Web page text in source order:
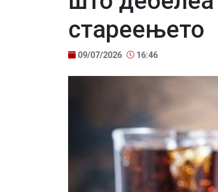
стареењето
09/07/2026 16:46